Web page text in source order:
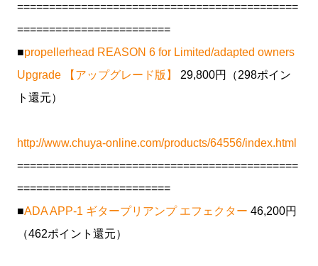
============================================
========================
■propellerhead REASON 6 for Limited/adapted owners
Upgrade 【アップグレード版】
29,800円（298ポイン
ト還元）
http://www.chuya-online.com/products/64556/index.html
============================================
========================
■ADA APP-1 ギタープリアンプ エフェクター 46,200円
（462ポイント還元）